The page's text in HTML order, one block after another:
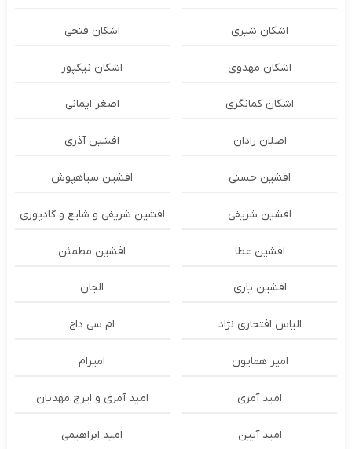
اشکان شیری اشکان فتحی
اشکان مهدوی اشکان نیکپور
اشکان‌ کمانگری اصغر ایمانی
اصلان رادان افشین آذری
افشین حسنی افشین سیاهپوش
افشین شریفی افشین شریفی و شایع و گادپوری
افشین عطا افشین مطمئن
افشین یاری الجان
الیاس افتخاری نژاد ام سی داج
امير همايون اميرام
امید آمری امید آمری و ایرج مهدیان
امید آیین امید ابراهیمی